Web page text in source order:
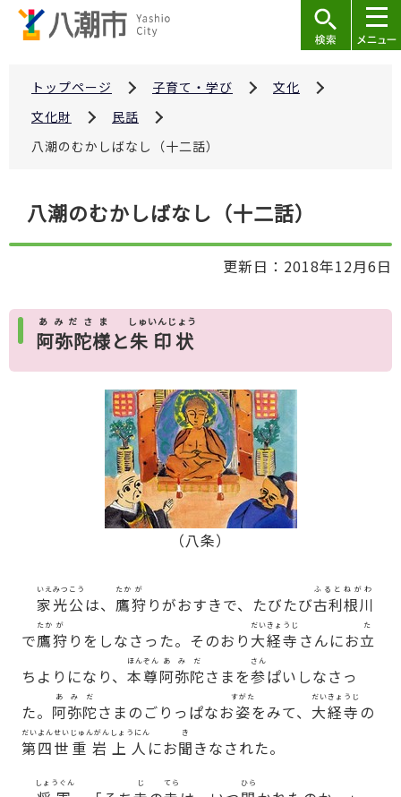
トップページ 子育て・学び
文化
文化財
民話
八潮のむかしばなし（十二話）
こ
ら
八潮のむかしばなし（十二話）
更新日：2018年12月6日
阿弥陀様
あみださま
と朱印状
しゅいんじょう
（八条）
家光公
いえみつこう
は、 鷹
たか
狩
が
りがおすきで、たびたび古利根川
ふるとねがわ
で鷹
たか
狩
が
りをしなさった。そのおり 大経寺
だいきょうじ
さんにお立
た
ちよりになり、 本尊
ほんぞん
阿弥陀
あみだ
さまを参
さん
ぱいしなさっ
た。 阿弥陀
あみだ
さまのごりっぱなお姿
すがた
をみて、 大経寺
だいきょうじ
の
第四世
だいよんせい
重岩上人
じゅんがんしょうにん
にお聞
き
きなされた。
しょうぐん じ てら ひら